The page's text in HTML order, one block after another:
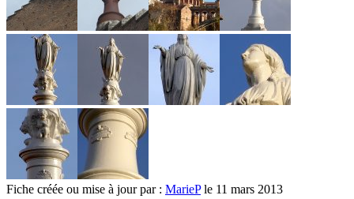
Fiche créée ou mise à jour par : MariePle 11 mars 2013